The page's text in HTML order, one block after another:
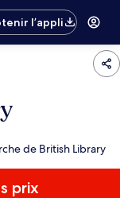
l’appli
de British Library
prix